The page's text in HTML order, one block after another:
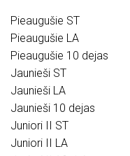
Pieaugušie ST
Pieaugušie LA
Pieaugušie 10 dejas
Jaunieši ST
Jaunieši LA
Jaunieši 10 dejas
Juniori II ST
Juniori II LA